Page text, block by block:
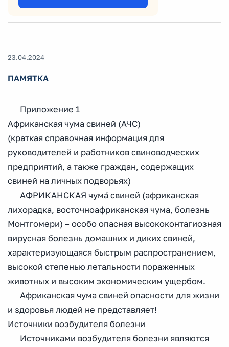
23.04.2024
ПАМЯТКА
Приложение 1
Африканская чума свиней (АЧС)
(краткая справочная информация для
руководителей и работников свиноводческих
предприятий, а также граждан, содержащих
свиней на личных подворьях)
АФРИКАНСКАЯ чума́ свиней (африканская
лихорадка, восточноафриканская чума, болезнь
Монтгомери) – особо опасная высококонтагиозная
вирусная болезнь домашних и диких свиней,
характеризующаяся быстрым распространением,
высокой степенью летальности пораженных
животных и высоким экономическим ущербом.
Африканская чума свиней опасности для жизни
и здоровья людей не представляет!
Источники возбудителя болезни
Источниками возбудителя болезни являются